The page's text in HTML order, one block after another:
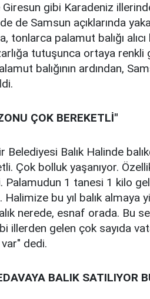
Giresun gibi Karadeniz
de Samsun açıklarında
tonlarca palamut balığı
tutuşunca ortaya renkli
balığının ardından,
ÇOK BEREKETLİ"
Balık Halinde
Çok bolluk yaşanıyor.
Palamudun 1 tanesi 1 kilo
Halimize bu yıl balık almaya
nerede, esnaf orada. Bu
illerden gelen çok sayıda
dedi.
BALIK SATILIYOR